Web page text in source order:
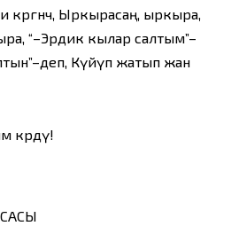
Ыркырасаң, ыркыра,
“–Эрдик кылар салтым”–
Күйүп жатып жан
көрдү!